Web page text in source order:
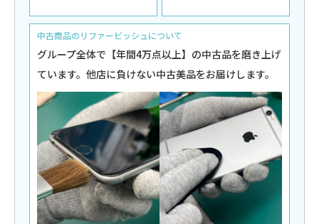
中古商品のリファービッシュについて
グループ全体で【年間4万点以上】の中古品を磨き上げ
ています。他店に負けない中古美品をお届けします。